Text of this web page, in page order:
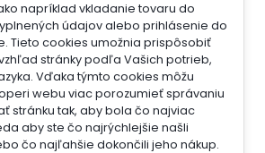
napríklad vkladanie tovaru do
údajov alebo prihlásenie do
Tieto cookies umožnia prispôsobiť
stránky podľa Vašich potrieb,
Vďaka týmto cookies môžu
webu viac porozumieť správaniu
stránku tak, aby bola čo najviac
aby ste čo najrýchlejšie našli
čo najľahšie dokončili jeho nákup.